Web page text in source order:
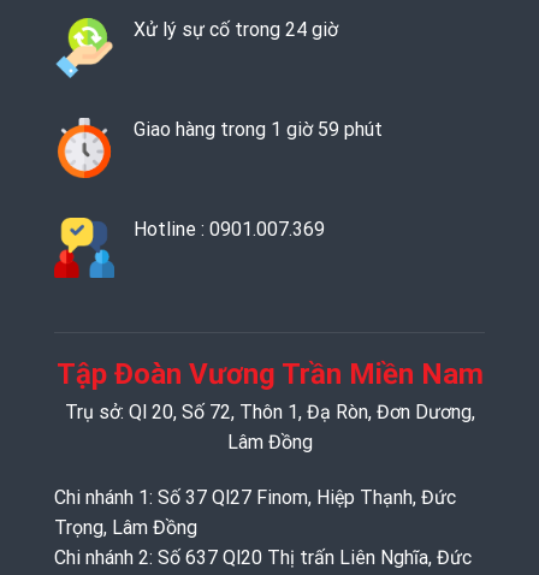
Xử lý sự cố trong 24 giờ
Giao hàng trong 1 giờ 59 phút
Hotline : 0901.007.369
Tập Đoàn Vương Trần Miền Nam
Trụ sở: Ql 20, Số 72, Thôn 1, Đạ Ròn, Đơn Dương,
Lâm Đồng
Chi nhánh 1: Số 37 Ql27 Finom, Hiệp Thạnh, Đức
Trọng, Lâm Đồng
Chi nhánh 2: Số 637 Ql20 Thị trấn Liên Nghĩa, Đức